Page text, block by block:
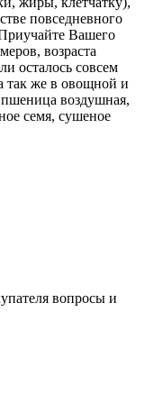
повседневного
Вашего
возраста
осталось совсем
так же в овощной и
воздушная,
семя, сушеное
вопросы и